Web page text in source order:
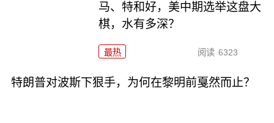
马、特和好，美中期选举这盘大
棋，水有多深？
最热 阅读 6323
特朗普对波斯下狠手，为何在黎明前戛然而止？